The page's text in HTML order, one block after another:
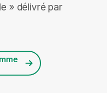
» délivré par